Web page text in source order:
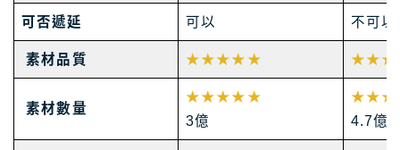
可否遞延 可以 不可以
素材品質 ★★★★★
素材數量
★★★★★
3億
4.7億